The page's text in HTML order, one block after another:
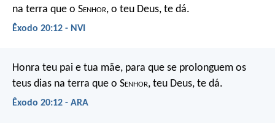
na terra que o Senhor, o teu Deus, te dá.
Êxodo 20:12 - NVI
Honra teu pai e tua mãe, para que se prolonguem os
teus dias na terra que o Senhor, teu Deus, te dá.
Êxodo 20:12 - ARA